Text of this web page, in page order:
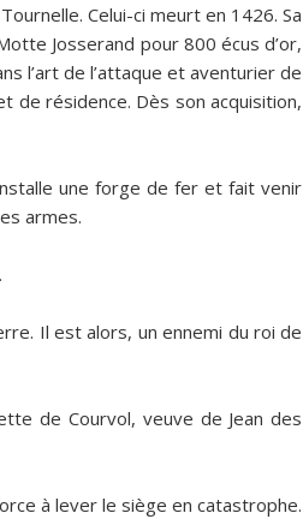
Celui-ci meurt en 1426. Sa
Josserand pour 800 écus d’or,
l’art de l’attaque et aventurier de
de résidence. Dès son acquisition,
une forge de fer et fait venir
armes.
Il est alors, un ennemi du roi de
de Courvol, veuve de Jean des
à lever le siège en catastrophe.